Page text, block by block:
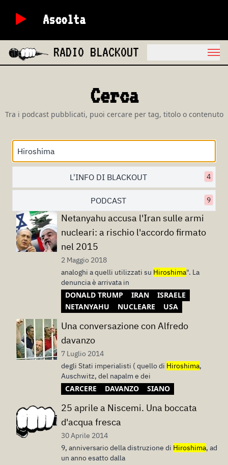
Ascolta
RADIO BLACKOUT
Cerca
Tra i podcast pubblicati, puoi cercare per tag, titolo o contenuto
L'INFO DI BLACKOUT 4
PODCAST 9
Netanyahu accusa l'Iran sulle armi
nucleari: a rischio l'accordo firmato
nel 2015
2 Maggio 2018
analoghi a quelli utilizzati su Hiroshima". La
denuncia è arrivata in
DONALD TRUMP IRAN
ISRAELE
NETANYAHU
NUCLEARE USA
Una conversazione con Alfredo
davanzo
7 Luglio 2014
degli Stati imperialisti ( quello di Hiroshima,
Auschwitz, del napalm e dei
CARCERE DAVANZO SIANO
25 aprile a Niscemi. Una boccata
d'acqua fresca
30 Aprile 2014
9, anniversario della distruzione di Hiroshima, ad
un anno esatto dalla